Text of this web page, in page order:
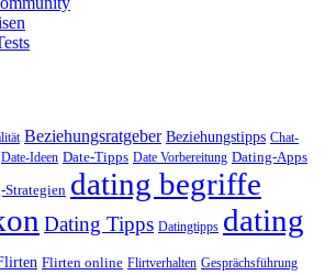
Beziehungsratgeber Beziehungstipps Chat-
Date-Ideen Date-Tipps Date Vorbereitung Dating-Apps
Strategien dating begriffe
Dating Tipps Datingtipps dating
Flirten online Flirtverhalten Gesprächsführung